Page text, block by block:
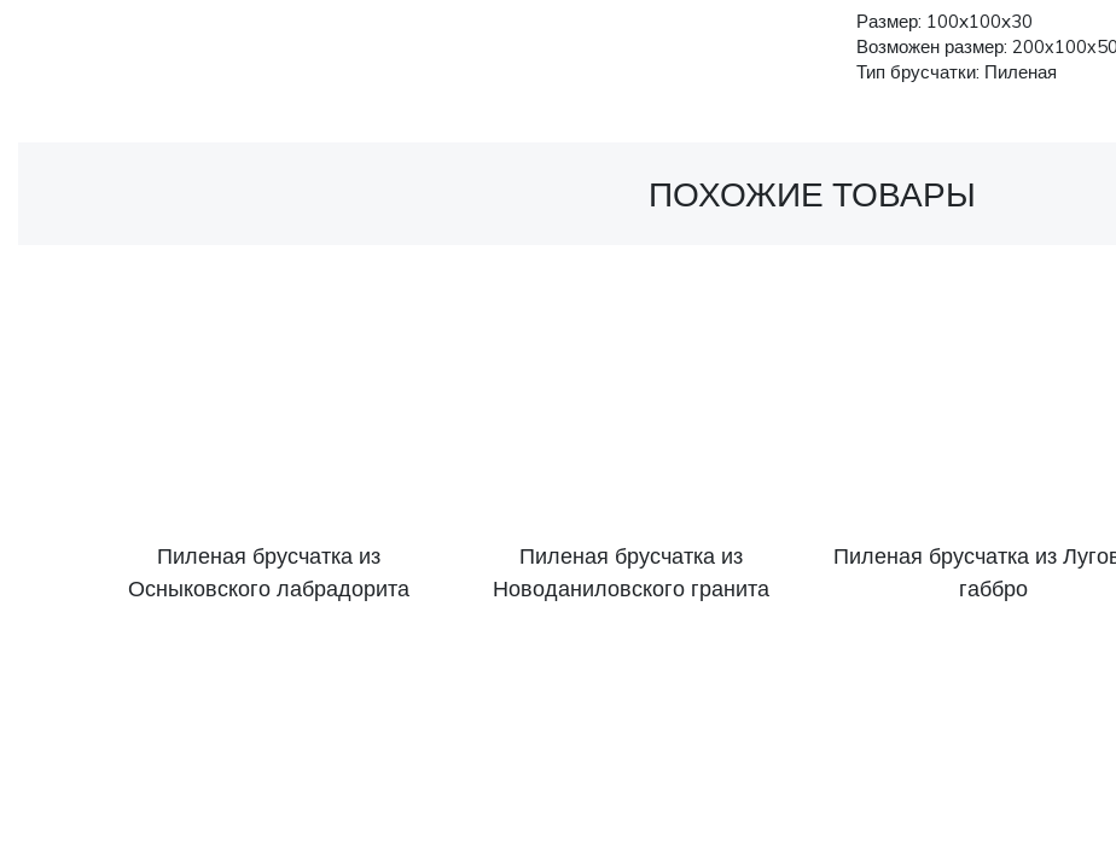
Размер: 100x100x30
Возможен размер: 200х100х50
Тип брусчатки: Пиленая
ПОХОЖИЕ ТОВАРЫ
Пиленая брусчатка из
Осныковского лабрадорита
Пиленая брусчатка из
Новоданиловского гранита
Пиленая брусчатка из
габбро